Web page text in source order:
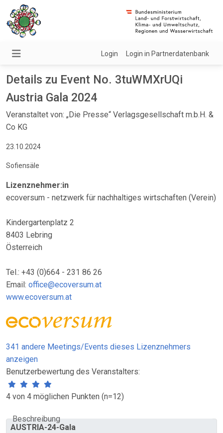
Login Login in Partnerdatenbank
Details zu Event No. 3tuWMXrUQi
Austria Gala 2024
Veranstaltet von: „Die Presse“ Verlagsgesellschaft m.b.H. &
Co KG
23.10.2024
Sofiensäle
Lizenznehmer:in
ecoversum - netzwerk für nachhaltiges wirtschaften (Verein)
Kindergartenplatz 2
8403 Lebring
Österreich
Tel.: +43 (0)664 - 231 86 26
Email: office@ecoversum.at
www.ecoversum.at
341 andere Meetings/Events dieses Lizenznehmers
anzeigen
Benutzerbewertung des Veranstalters:
4 von 4 möglichen Punkten (n=12)
Beschreibung
AUSTRIA-24-Gala